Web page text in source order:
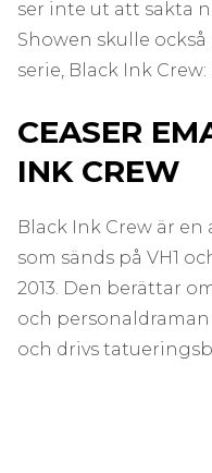
ser inte ut att sakta
Showen skulle
serie, Black Ink
CEASER
INK CREW
Black Ink Crew är
som sänds på VH1
2013. Den berättar
och
och drivs